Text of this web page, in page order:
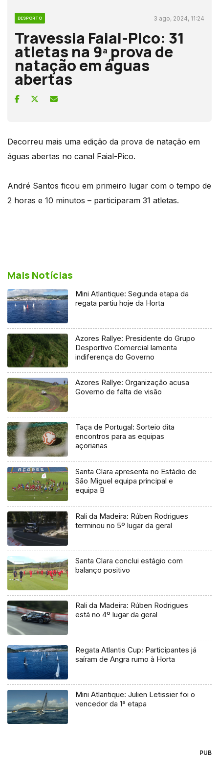
DESPORTO 3 ago, 2024, 11:24
Travessia Faial-Pico: 31
atletas na 9ª prova de
natação em águas
abertas
Decorreu mais uma edição da prova de natação em
águas abertas no canal Faial-Pico.
André Santos ficou em primeiro lugar com o tempo de
2 horas e 10 minutos – participaram 31 atletas.
Mais Notícias
Mini Atlantique: Segunda etapa da
regata partiu hoje da Horta
Azores Rallye: Presidente do Grupo
Desportivo Comercial lamenta
indiferença do Governo
Azores Rallye: Organização acusa
Governo de falta de visão
Taça de Portugal: Sorteio dita
encontros para as equipas
açorianas
Santa Clara apresenta no Estádio de
São Miguel equipa principal e
equipa B
Rali da Madeira: Rúben Rodrigues
terminou no 5º lugar da geral
Santa Clara conclui estágio com
balanço positivo
Rali da Madeira: Rúben Rodrigues
está no 4º lugar da geral
Regata Atlantis Cup: Participantes já
saíram de Angra rumo à Horta
Mini Atlantique: Julien Letissier foi o
vencedor da 1ª etapa
PUB